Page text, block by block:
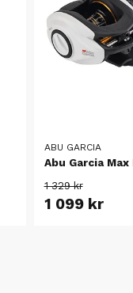
ABU GARCIA
Abu Garcia
1 329 kr
1 099 kr